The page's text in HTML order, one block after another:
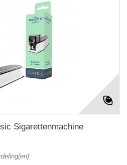
Sigarettenmachine